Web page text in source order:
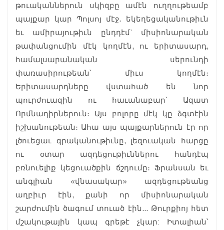
թուականներուն սկիզբը ամէն ուղղութեամբ
պայքար կար Պոլսոյ մէջ․ եկեղեցականութիւն
եւ ամիրայութիւն ընդդէմ` միսիոնարական
թափանցումին մէկ կողմէն, ու երիտասարդ,
համալսարանական սերունդի
փառասիրութեան՝ միւս կողմէն։
Երիտասարդները վստահած են նոր
պուրժուազին ու հաւանաբար՝ Ազատ
Որմնադիրներուն։ Այս բոլորը մէկ կը ձգտէին
իշխանութեան։ Ահա այս պայքարներուն էր որ
լծուեցաւ գրականութիւնը, լեզուական հարցը
ու օտար ազդեցութիւններու հանդէպ
բռնուելիք կեցուածքին ճշդումը։ Ֆրանսան եւ
անգլիան «վնասակար» ազդեցութեանց
աղբիւր էին, քանի որ միսիոնարական
շարժումին ծագում տուած էին... Թուրքիոյ հետ
մշակութային կապ գրեթէ չկար: Իտալիան՝